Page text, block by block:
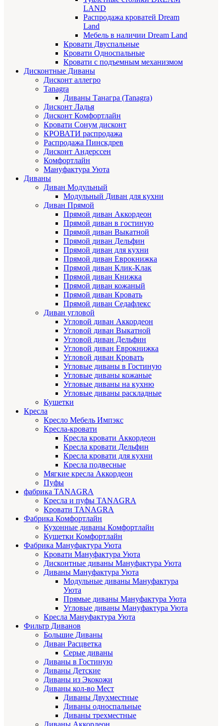
LAND
Распродажа кроватей Dream
Land
Мебель в наличии Dream Land
Кровати Двуспальные
Кровати Односпальные
Кровати с подъемным механизмом
Дисконтные Диваны
Дисконт аллегро
Tanagra
Диваны Танагра (Tanagra)
Дисконт Ладья
Дисконт Комфортлайн
Кровати Сонум дисконт
КРОВАТИ распродажа
Распродажа Пинскдрев
Дисконт Андерссен
Комфортлайн
Мануфактура Уюта
Диваны
Диван Модульный
Модульный Диван для кухни
Диван Прямой
Прямой диван Аккордеон
Прямой диван в гостиную
Прямой диван Выкатной
Прямой диван Дельфин
Прямой диван для кухни
Прямой диван Еврокнижка
Прямой диван Клик-Клак
Прямой диван Книжка
Прямой диван кожаный
Прямой диван Кровать
Прямой диван Седафлекс
Диван угловой
Угловой диван Аккордеон
Угловой диван Выкатной
Угловой диван Дельфин
Угловой диван Еврокнижка
Угловой диван Кровать
Угловые диваны в Гостиную
Угловые диваны кожаные
Угловые диваны на кухню
Угловые диваны раскладные
Кушетки
Кресла
Кресло Мебель Импэкс
Кресла-кровати
Кресла кровати Аккордеон
Кресла кровати Дельфин
Кресла кровати для кухни
Кресла подвесные
Мягкие кресла Аккордеон
Пуфы
фабрика TANAGRA
Кресла и пуфы TANAGRA
Кровати TANAGRA
Фабрика Комфортлайн
Кухонные диваны Комфортлайн
Кушетки Комфортлайн
Фабрика Мануфактура Уюта
Кровати Мануфактура Уюта
Дисконтные диваны Мануфактура Уюта
Диваны Мануфактура Уюта
Модульные диваны Мануфактура
Уюта
Прямые диваны Мануфактура Уюта
Угловые диваны Мануфактура Уюта
Кресла Мануфактура Уюта
Фильтр Диванов
Большие Диваны
Диван Расцветка
Серые диваны
Диваны в Гостиную
Диваны Детские
Диваны из Экокожи
Диваны кол-во Мест
Диваны Двухместные
Диваны односпальные
Диваны трехместные
Диваны Аккордеон